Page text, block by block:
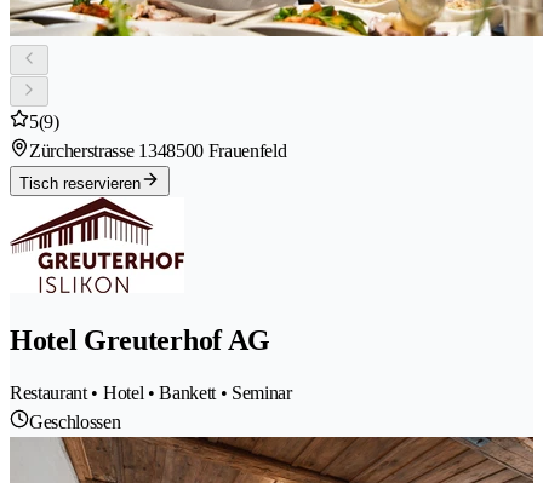
5(9)
Zürcherstrasse 1348500 Frauenfeld
Tisch reservieren
Hotel Greuterhof AG
Restaurant • Hotel • Bankett • Seminar
Geschlossen